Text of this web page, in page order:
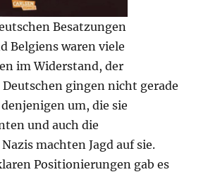
Besatzungen
Belgiens waren viele
im Widerstand, der
Deutschen gingen nicht gerade
um, die sie
und auch die
machten Jagd auf sie.
Positionierungen gab es